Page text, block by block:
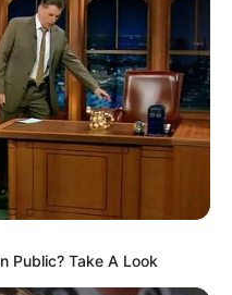
Public? Take A Look